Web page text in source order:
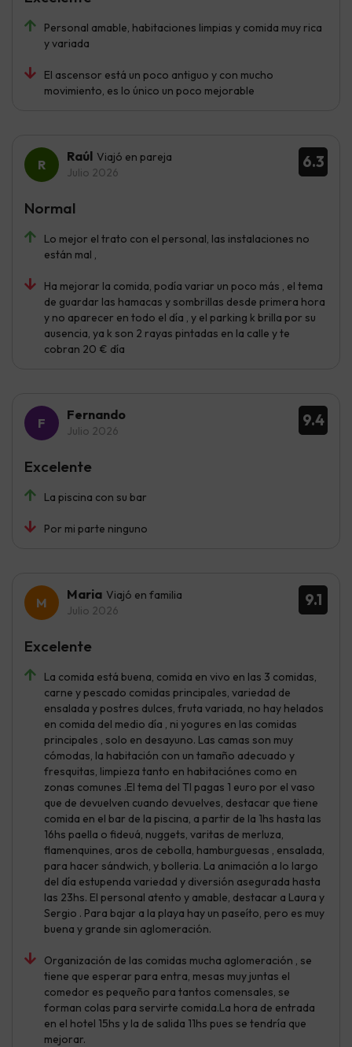
Personal amable, habitaciones limpias y comida muy rica
y variada
El ascensor está un poco antiguo y con mucho
movimiento, es lo único un poco mejorable
6.3
Raúl Viajó en pareja
Julio 2026
Lo mejor el trato con el personal, las instalaciones no
están mal ,
Ha mejorar la comida, podía variar un poco más , el tema
de guardar las hamacas y sombrillas desde primera hora
y no aparecer en todo el día , y el parking k brilla por su
ausencia, ya k son 2 rayas pintadas en la calle y te
cobran 20 € día
Normal
9.4
Fernando
Julio 2026
La piscina con su bar
Por mi parte ninguno
Excelente
9.1
Maria Viajó en familia
Julio 2026
La comida está buena, comida en vivo en las 3 comidas,
carne y pescado comidas principales, variedad de
ensalada y postres dulces, fruta variada, no hay helados
en comida del medio día , ni yogures en las comidas
principales , solo en desayuno. Las camas son muy
cómodas, la habitación con un tamaño adecuado y
fresquitas, limpieza tanto en habitaciónes como en
zonas comunes .El tema del TI pagas 1 euro por el vaso
que de devuelven cuando devuelves, destacar que tiene
comida en el bar de la piscina, a partir de la 1hs hasta las
16hs paella o fideuá, nuggets, varitas de merluza,
flamenquines, aros de cebolla, hamburguesas , ensalada,
para hacer sándwich, y bolleria. La animación a lo largo
del día estupenda variedad y diversión asegurada hasta
las 23hs. El personal atento y amable, destacar a Laura y
Sergio . Para bajar a la playa hay un paseíto, pero es muy
buena y grande sin aglomeración.
Organización de las comidas mucha aglomeración , se
tiene que esperar para entra, mesas muy juntas el
comedor es pequeño para tantos comensales, se
forman colas para servirte comida.La hora de entrada
en el hotel 15hs y la de salida 11hs pues se tendría que
mejorar.
Excelente